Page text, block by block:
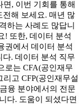
, 이번 기회를 통해
해 보세요. 매년 많
하는 사례도 많답니
! 또한, 데이터 분석
권에서 데이터 분석
. 데이터 분석 직무
로는 CFA(공인재무
고 CFP(공인재무설
융 분야에서의 전문
다. 도움이 되셨다면